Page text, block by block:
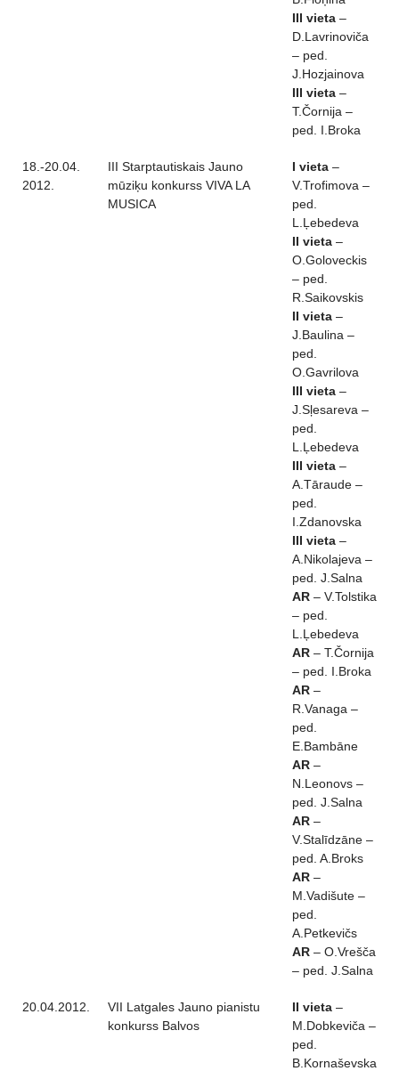
III vieta –
D.Lavrinoviča
– ped.
J.Hozjainova
III vieta –
T.Čornija –
ped. I.Broka
18.-20.04.
2012.
III Starptautiskais Jauno
mūziķu konkurss VIVA LA
MUSICA
I vieta –
V.Trofimova –
ped.
L.Ļebedeva
II vieta –
O.Goloveckis
– ped.
R.Saikovskis
II vieta –
J.Baulina –
ped.
O.Gavrilova
III vieta –
J.Sļesareva –
ped.
L.Ļebedeva
III vieta –
A.Tāraude –
ped.
I.Zdanovska
III vieta –
A.Nikolajeva –
ped. J.Salna
AR – V.Tolstika
– ped.
L.Ļebedeva
AR – T.Čornija
– ped. I.Broka
AR –
R.Vanaga –
ped.
E.Bambāne
AR –
N.Leonovs –
ped. J.Salna
AR –
V.Stalīdzāne –
ped. A.Broks
AR –
M.Vadišute –
ped.
A.Petkevičs
AR – O.Vrešča
– ped. J.Salna
20.04.2012.
VII Latgales Jauno pianistu
konkurss Balvos
II vieta –
M.Dobkeviča –
ped.
B.Kornaševska